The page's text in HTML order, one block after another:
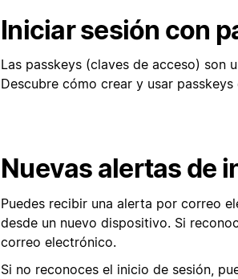
Iniciar sesión con
Las passkeys (claves de acceso) son
Descubre cómo crear y usar
Nuevas alertas de
Puedes recibir una alerta por correo
desde un nuevo dispositivo. Si
correo electrónico.
Si no reconoces el inicio de sesión,